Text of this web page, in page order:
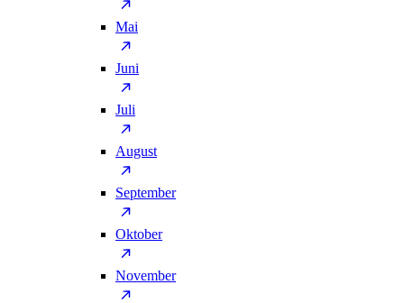
Mai
Juni
Juli
August
September
Oktober
November